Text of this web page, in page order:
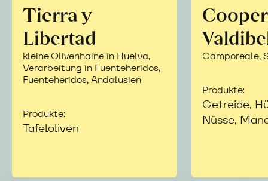
Tierra y
Libertad
kleine Olivenhaine in Huelva,
Verarbeitung in Fuenteheridos,
Fuenteheridos, Andalusien
Produkte:
Tafeloliven
Camporeale,
Produkte:
Getreide,
Nüsse,